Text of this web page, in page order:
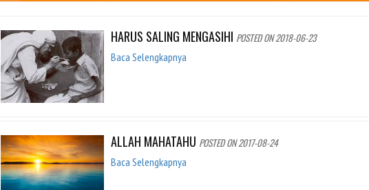
HARUS SALING MENGASIHI POSTED ON 2018-06-23
Baca Selengkapnya
ALLAH MAHATAHU POSTED ON 2017-08-24
Baca Selengkapnya